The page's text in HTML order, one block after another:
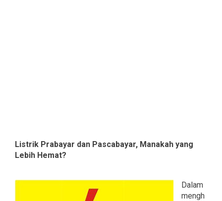
‎Listrik Prabayar dan Pascabayar, Manakah yang
Lebih Hemat?
Dalam
mengh